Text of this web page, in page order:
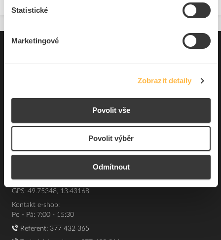
Statistické
Marketingové
Zobrazit detaily
Povolit vše
Povolit výběr
Odmítnout
Elfetex, spol. s r.o.
Česká republika
DIČ: CZ40524485
GPS: 49.75348, 13.43168
Kontakt e-shop:
Po - Pá: 7:00 - 15:30
Referent: 377 432 365